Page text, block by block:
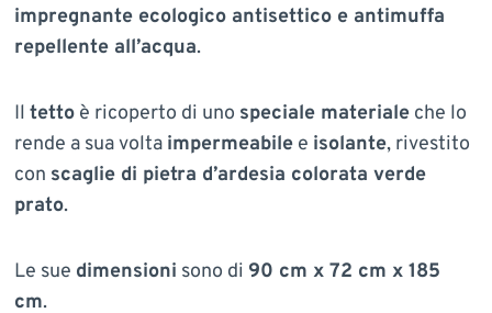
impregnante ecologico antisettico e antimuffa
repellente all’acqua.
Il tettoè ricoperto di uno speciale materialeche lo
rende a sua volta impermeabilee isolante, rivestito
con scaglie di pietra d’ardesia colorata verde
prato.
Le sue dimensioni sono di 90 cm x 72 cm x 185
cm.